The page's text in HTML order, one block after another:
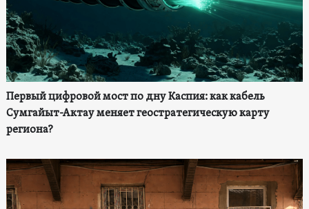
Первый цифровой мост по дну Каспия: как кабель
Сумгайыт-Актау меняет геостратегическую карту
региона?